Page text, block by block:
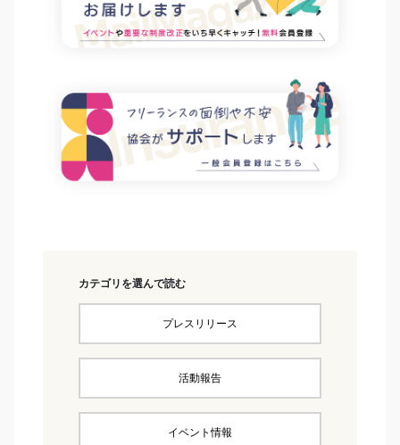
カテゴリを選んで読む
プレスリリース
活動報告
イベント情報